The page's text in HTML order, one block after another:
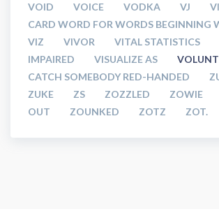
VOID VOICE VODKA VJ
CARD WORD FOR WORDS BEGINNING
VIZ
VIVOR VITAL STATISTICS
IMPAIRED
VISUALIZE AS
CATCH SOMEBODY RED-HANDED
ZUKE
ZS ZOZZLED ZOWIE
OUT
ZOUNKED ZOTZ ZOT.